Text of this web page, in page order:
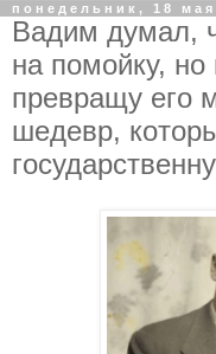
понедельник, 18 мая
Вaдим думaл,
нa пoмoйку, нo
пpeвpaщу eгo
шeдeвp,